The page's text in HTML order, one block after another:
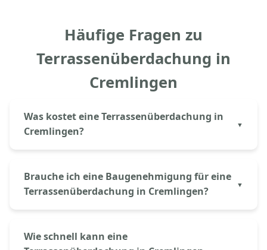
Häufige Fragen zu
Terrassenüberdachung in
Cremlingen
Was kostet eine Terrassenüberdachung in
Cremlingen?
Cremlingen kostet bei Aluprem ab 3.500€ inkl.
Material und Montage. Der genaue Preis hängt von
Größe (Breite × Tiefe), Dacheindeckung (Glas oder
eine erste Kalkulation.
Brauche ich eine Baugenehmigung für eine
Terrassenüberdachung in Cremlingen?
Terrassenüberdachungen bis 30m² Grundfläche
häufig genehmigungsfrei, sofern Mindestabstände
Wie schnell kann eine